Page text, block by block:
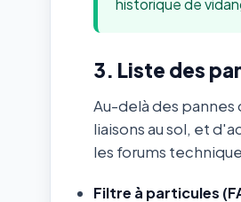
historique de
3. Liste des
Au-delà des
liaisons au sol, et
les forums
Filtre à particules